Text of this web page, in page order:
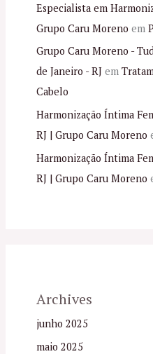
Especialista em
Grupo Caru Moreno em
Grupo Caru Moreno -
de Janeiro - RJem
Cabelo
Harmonização Íntima
RJ | Grupo Caru Moreno
Harmonização Íntima
RJ | Grupo Caru Moreno
Archives
junho 2025
maio 2025